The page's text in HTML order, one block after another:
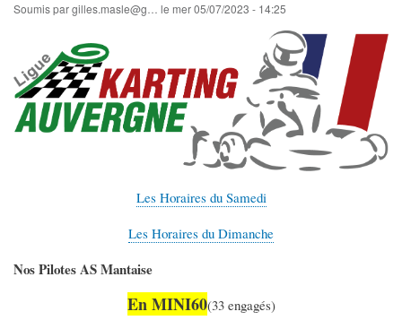
Soumis pargilles.masle@g… le mer 05/07/2023 - 14:25
Les Horaires du Samedi
Les Horaires du Dimanche
Nos Pilotes AS Mantaise
En MINI60(33 engagés)